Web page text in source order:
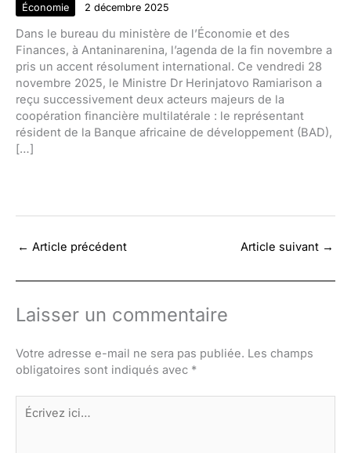
Économie 2 décembre 2025
Dans le bureau du ministère de l’Économie et des
Finances, à Antaninarenina, l’agenda de la fin novembre a
pris un accent résolument international. Ce vendredi 28
novembre 2025, le Ministre Dr Herinjatovo Ramiarison a
reçu successivement deux acteurs majeurs de la
coopération financière multilatérale : le représentant
résident de la Banque africaine de développement (BAD),
[…]
← Article précédent Article suivant →
Laisser un commentaire
Votre adresse e-mail ne sera pas publiée. Les champs
obligatoires sont indiqués avec *
Écrivez
ici…